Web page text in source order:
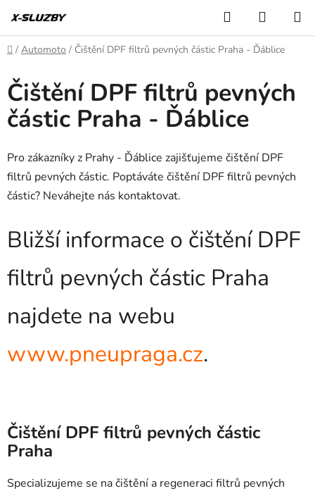
na
obsah
Hledat
KOŠÍK
Domů
/ Automoto / Čištění DPF filtrů pevných částic Praha - Ďáblice
Čištění DPF filtrů pevných
částic Praha - Ďáblice
Pro zákazníky z Prahy - Ďáblice zajišťujeme čištění DPF
filtrů pevných částic. Poptáváte čištění DPF filtrů pevných
částic? Neváhejte nás kontaktovat.
Bližší informace o čištění DPF
filtrů pevných částic Praha
najdete na webu
www.pneupraga.cz.
Čištění DPF filtrů pevných částic
Praha
Specializujeme se na čištění a regeneraci filtrů pevných